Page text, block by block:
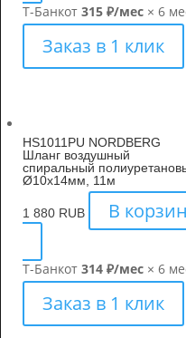
Т-Банкот 315 ₽/мес × 6
Заказ в 1 клик
HS1011PU NORDBERG
Шланг воздушный
спиральный
Ø10х14мм, 11м
1 880 RUB В
Т-Банкот 314 ₽/мес × 6
Заказ в 1 клик